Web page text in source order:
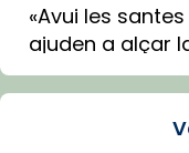
«Avui les
ajuden a alçar
Mons. Sergi
Santes de